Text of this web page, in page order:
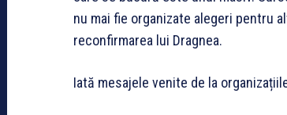
nu mai fie organizate alegeri pentru
reconfirmarea lui Dragnea.
Iată mesajele venite de la